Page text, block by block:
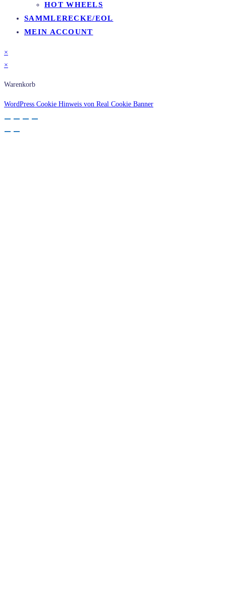
HOT WHEELS
SAMMLERECKE/EOL
MEIN ACCOUNT
×
×
Warenkorb
WordPress Cookie Hinweis von Real Cookie Banner